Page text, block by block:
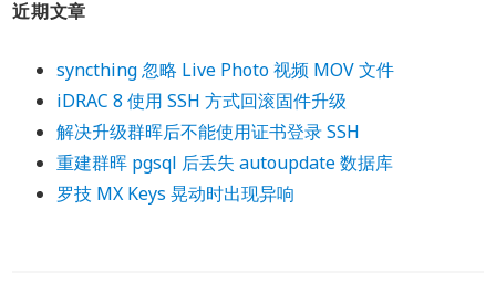
近期文章
syncthing 忽略 Live Photo 视频 MOV 文件
iDRAC 8 使用 SSH 方式回滚固件升级
解决升级群晖后不能使用证书登录 SSH
重建群晖 pgsql 后丢失 autoupdate 数据库
罗技 MX Keys 晃动时出现异响